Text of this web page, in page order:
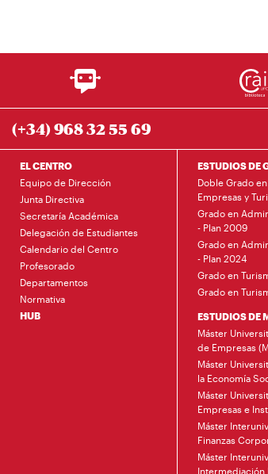
(+34) 968 32 55 69
EL CENTRO
Equipo de Dirección
Junta Directiva
Secretaría Académica
Delegación de Estudiantes
Calendario del Centro
Profesorado
Departamentos
Normativa
HUB
ESTUDIOS DE
Doble Grado
Empresas y
Grado en
- Plan 2009
Grado en
- Plan 2024
Grado en
Grado en
ESTUDIOS DE
Máster
de Empresas
Máster
la Economía
Máster
Empresas e
Máster
Finanzas
Máster
Intermediación